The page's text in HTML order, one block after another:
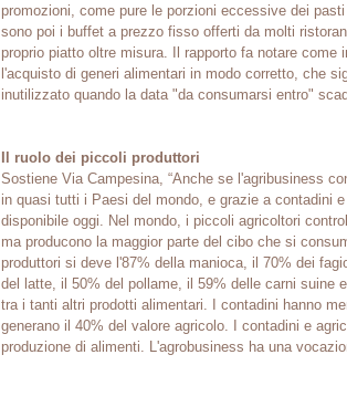
promozioni, come pure le porzioni eccessive dei
sono poi i buffet a prezzo fisso offerti da molti
proprio piatto oltre misura. Il rapporto fa notare come
l'acquisto di generi alimentari in modo corretto, che
inutilizzato quando la data "da consumarsi entro"
Il ruolo dei piccoli produttori
Sostiene Via Campesina, “Anche se l'agribusiness
in quasi tutti i Paesi del mondo, e grazie a contadini
disponibile oggi. Nel mondo, i piccoli agricoltori
ma producono la maggior parte del cibo che si
produttori si deve l'87% della manioca, il 70% dei
del latte, il 50% del pollame, il 59% delle carni suine
tra i tanti altri prodotti alimentari. I contadini hanno
generano il 40% del valore agricolo. I contadini e
produzione di alimenti. L'agrobusiness ha una